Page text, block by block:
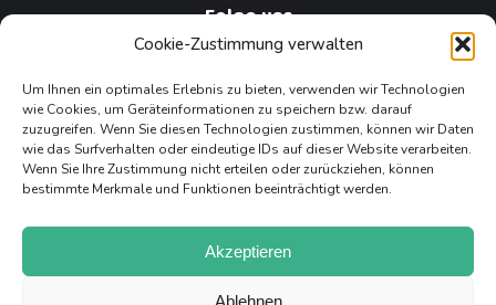
Cookie-Zustimmung verwalten
Um Ihnen ein optimales Erlebnis zu bieten, verwenden wir Technologien
wie Cookies, um Geräteinformationen zu speichern bzw. darauf
zuzugreifen. Wenn Sie diesen Technologien zustimmen, können wir Daten
wie das Surfverhalten oder eindeutige IDs auf dieser Website verarbeiten.
Wenn Sie Ihre Zustimmung nicht erteilen oder zurückziehen, können
bestimmte Merkmale und Funktionen beeinträchtigt werden.
Akzeptieren
Ablehnen
Folge uns
Unsere anderen Projekte
Oldtimer All Inclusive